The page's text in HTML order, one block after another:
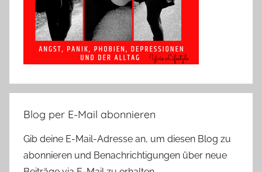
Blog per E-Mail abonnieren
Gib deine E-Mail-Adresse an, um diesen Blog zu
abonnieren und Benachrichtigungen über neue